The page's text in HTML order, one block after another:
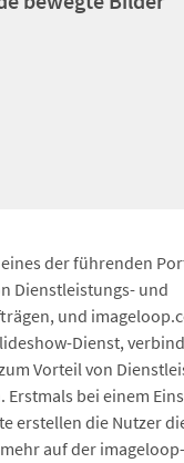
der führenden
Dienstleistungs- und
und
Dienst,
Vorteil von
Erstmals bei einem
erstellen die Nutzer
auf der